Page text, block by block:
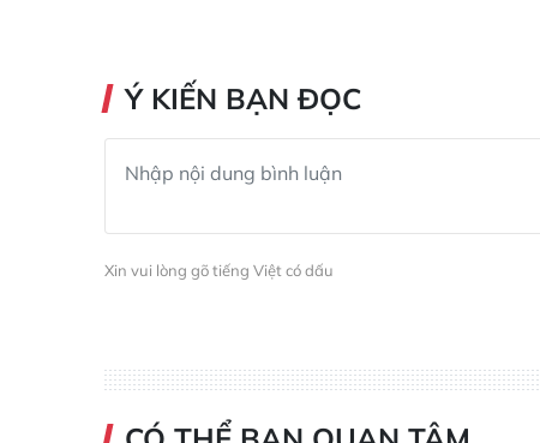
Ý KIẾN BẠN ĐỌC
Xin vui lòng gõ tiếng Việt có dấu